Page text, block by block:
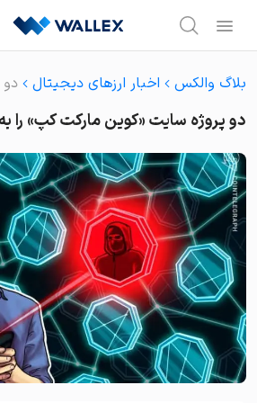
content
بلاگ والکس اخبار ارزهای دیجیتال
دو پروژه سایت «کوین مارکت کپ» را